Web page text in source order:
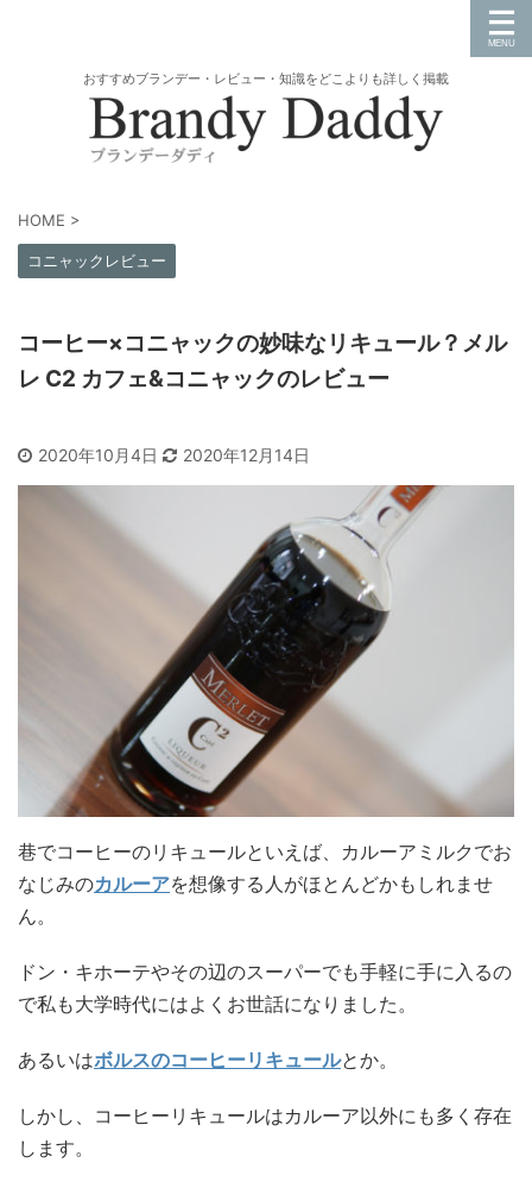
おすすめブランデー・レビュー・知識をどこよりも詳しく掲載
HOME >
コニャックレビュー
コーヒー×コニャックの妙味なリキュール？メル
レ C2 カフェ&コニャックのレビュー
2020年10月4日 2020年12月14日
巷でコーヒーのリキュールといえば、カルーアミルクでお
なじみのカルーアを想像する人がほとんどかもしれませ
ん。
ドン・キホーテやその辺のスーパーでも手軽に手に入るの
で私も大学時代にはよくお世話になりました。
あるいはボルスのコーヒーリキュールとか。
しかし、コーヒーリキュールはカルーア以外にも多く存在
します。